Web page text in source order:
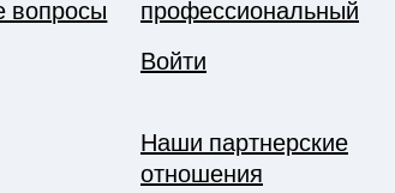
вопросы
профессиональный
Войти
Наши партнерские
отношения